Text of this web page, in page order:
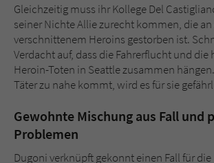
Gleichzeitig muss ihr Kollege Del
seiner Nichte Allie zurecht kommen, die
verschnittenem Heroins gestorben ist.
Verdacht auf, dass die Fahrerflucht und die
Heroin-Toten in Seattle zusammen
Täter zu nahe kommt, wird es für sie
Gewohnte Mischung aus Fall und
Problemen
Dugoni verknüpft gekonnt einen Fall für die